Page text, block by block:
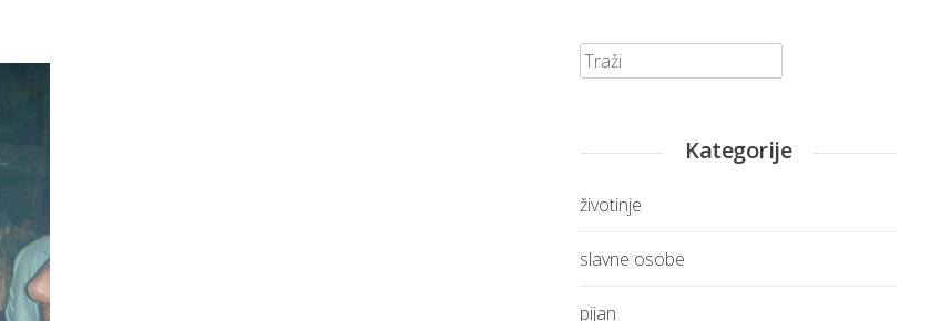
Traži:
Kategorije
životinje
slavne osobe
pijan